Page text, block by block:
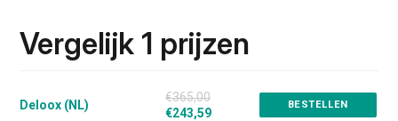
€365.00.
€243.59.
Vergelijk 1 prijzen
Deloox (NL)
€365,00
€243,59
BESTELLEN